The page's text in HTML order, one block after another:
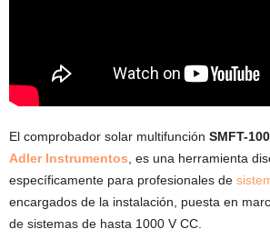
El comprobador solar multifunción SMFT-
Adler Instrumentos , es una herramienta
específicamente para profesionales de
encargados de la instalación, puesta en
de sistemas de hasta 1000 V CC.